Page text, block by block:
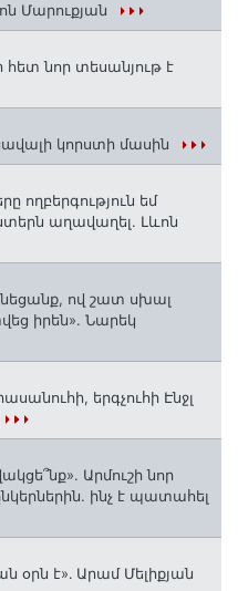
Մարուքյան
հետ նոր տեսանյութ է
կորստի մասին
ողբերգություն եմ
աղավաղել. Լևոն
ով շատ սխալ
իրեն». Նարեկ
երգչուհի Էնջլ
Արմուշի նոր
ինչ է պատահել
օրն է»․ Արամ Մելիքյան